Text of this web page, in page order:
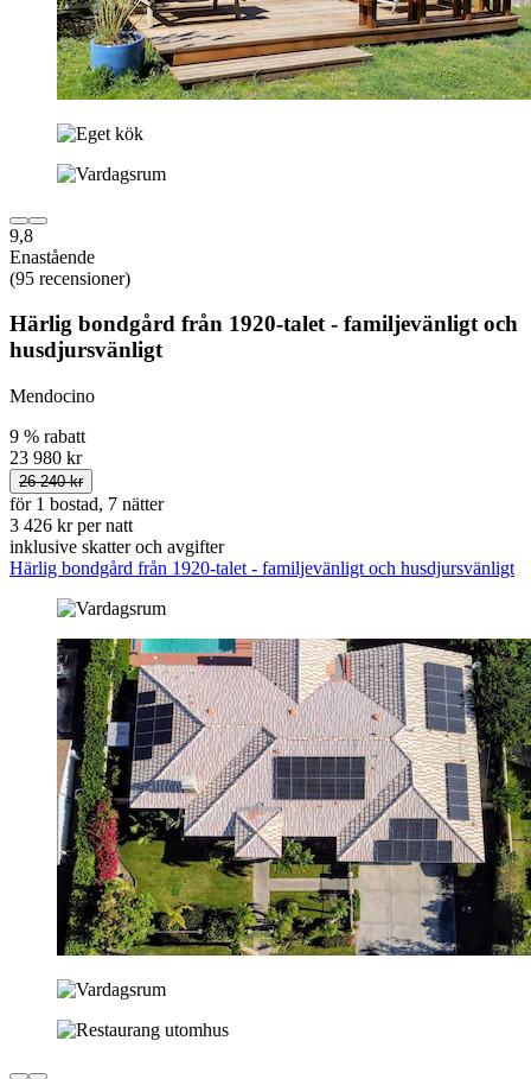
9,8
Enastående
(95 recensioner)
Härlig bondgård från 1920-talet - familjevänligt och
husdjursvänligt
Mendocino
9 % rabatt
23 980 kr
26 240 kr
för 1 bostad, 7 nätter
3 426 kr per natt
inklusive skatter och avgifter
Härlig bondgård från 1920-talet - familjevänligt och husdjursvänligt